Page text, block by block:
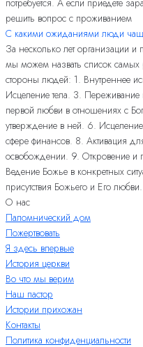
потребуется. А если приедете
решить вопрос с проживанием
С какими ожиданиями люди чаще
За несколько лет организации
мы можем назвать список
стороны людей: 1. Внутреннее
Исцеление тела. 3.
первой любви в отношениях с
утверждение в ней. 6.
сфере финансов. 8. Активация
освобождении. 9. Откровение и
Ведение Божье в конкретных
присутствия Божьего и Его любви.
О нас
Паломнический дом
Пожертвовать
Я здесь впервые
История церкви
Во что мы верим
Наш пастор
Истории прихожан
Контакты
Политика конфиденциальности